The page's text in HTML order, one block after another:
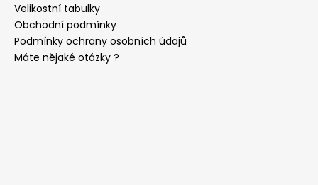
Velikostní tabulky
Obchodní podmínky
Podmínky ochrany osobních údajů
Máte nějaké otázky ?